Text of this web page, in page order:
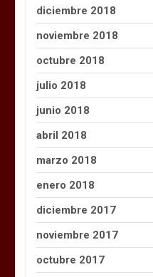
diciembre 2018
noviembre 2018
octubre 2018
julio 2018
junio 2018
abril 2018
marzo 2018
enero 2018
diciembre 2017
noviembre 2017
octubre 2017